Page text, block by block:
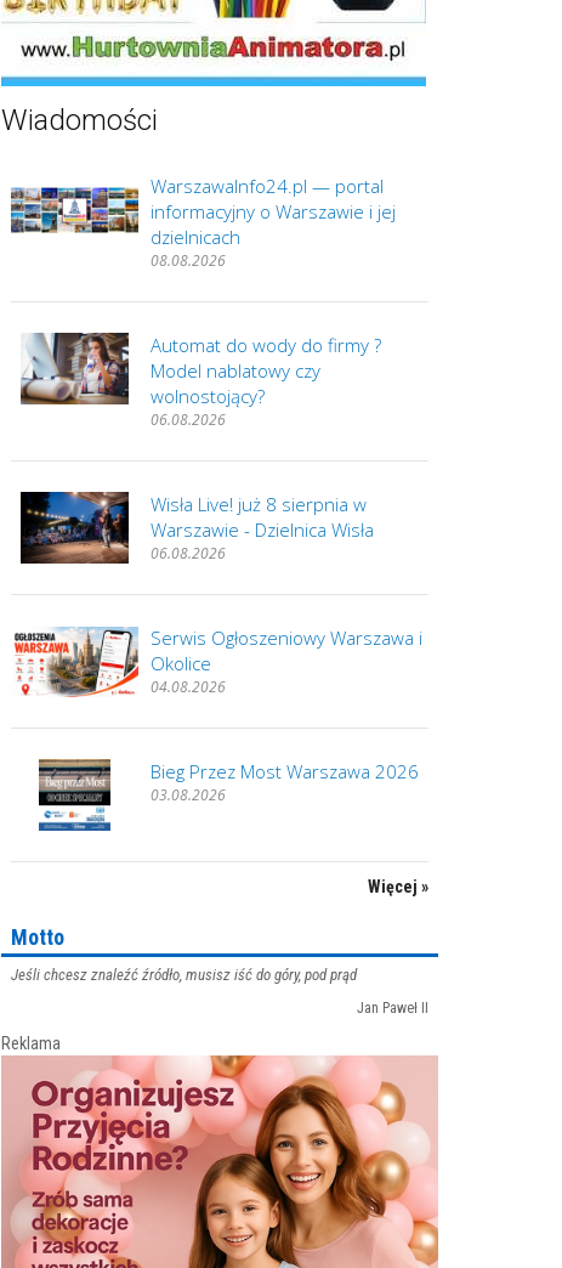
Wiadomości
WarszawaInfo24.pl — portal
informacyjny o Warszawie i jej
dzielnicach
08.08.2026
Automat do wody do firmy ?
Model nablatowy czy
wolnostojący?
06.08.2026
Wisła Live! już 8 sierpnia w
Warszawie - Dzielnica Wisła
06.08.2026
Serwis Ogłoszeniowy Warszawa i
Okolice
04.08.2026
Bieg Przez Most Warszawa 2026
03.08.2026
Więcej »
Motto
Jeśli chcesz znaleźć źródło, musisz iść do góry, pod prąd
Jan Paweł II
Reklama